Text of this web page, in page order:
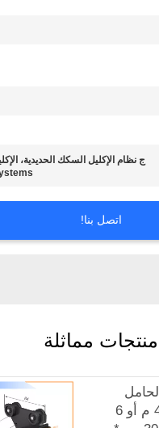
ج نظام الإكليل السكك الحديدية،
اتصل بنا!
منتجات مماثلة
عربة اكليل C32 لحامل
الكابل المسطح 4 م أو 6